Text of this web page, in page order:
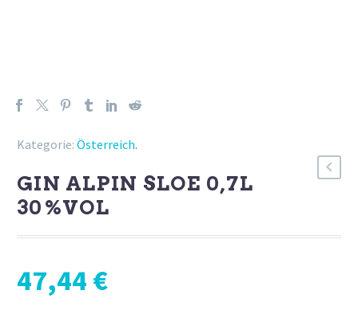
Kategorie: Österreich.
GIN ALPIN SLOE 0,7L
30%VOL
47,44 €